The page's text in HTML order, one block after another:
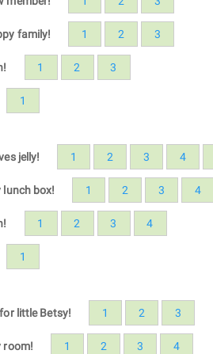
family! 1 2 3
1 2 3
1
jelly! 1 2 3 4
lunch box! 1 2 3 4
1 2 3 4
1
little Betsy! 1 2 3
room! 1 2 3 4